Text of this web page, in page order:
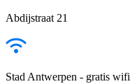
Abdijstraat 21
Stad Antwerpen - gratis wifi